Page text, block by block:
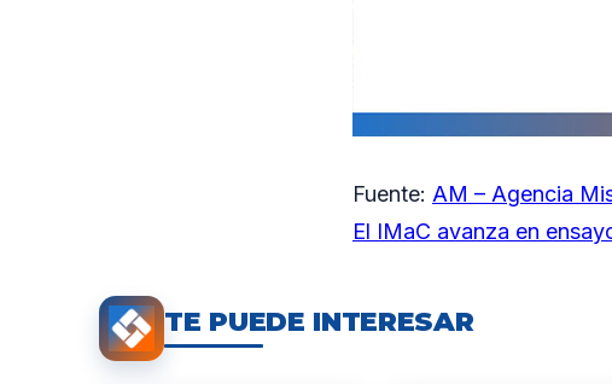
Fuente: AM – Agencia
El IMaC avanza en
TE PUEDE INTERESAR